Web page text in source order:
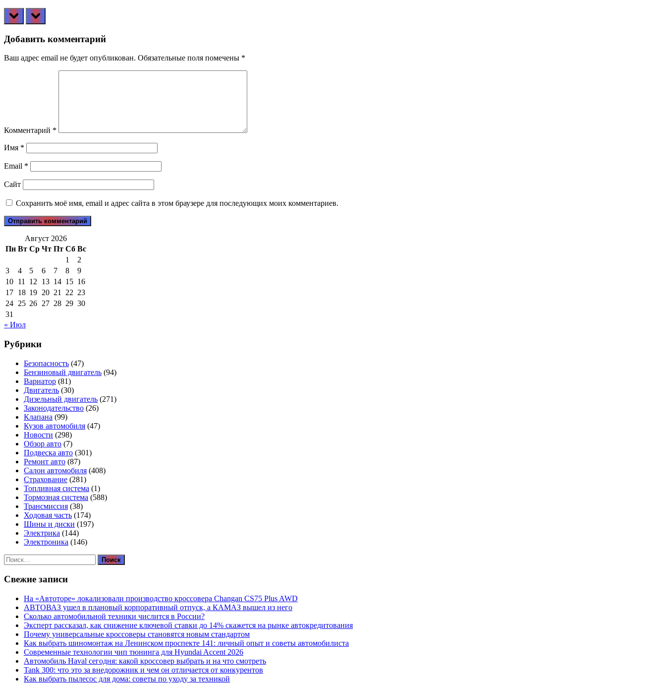
prev next
Добавить комментарий
Ваш адрес email не будет опубликован. Обязательные поля помечены *
Комментарий *
Имя *
Email *
Сайт
Сохранить моё имя, email и адрес сайта в этом браузере для последующих моих комментариев.
Август 2026
Пн Вт Ср Чт Пт Сб Вс
1
2
3
4 5 6 7 8
9
10 11 12 13 14 15 16
17 18 19 20 21 22 23
24 25 26 27 28 29 30
31
« Июл
Рубрики
Безопасность (47)
Бензиновый двигатель (94)
Вариатор (81)
Двигатель (30)
Дизельный двигатель (271)
Законодательство (26)
Клапана (99)
Кузов автомобиля (47)
Новости (298)
Обзор авто (7)
Подвеска авто (301)
Ремонт авто (87)
Салон автомобиля (408)
Страхование (281)
Топливная система (1)
Тормозная система (588)
Трансмиссия (38)
Ходовая часть (174)
Шины и диски (197)
Электрика (144)
Электроника (146)
Найти:
Свежие записи
На «Автоторе» локализовали производство кроссовера Changan CS75 Plus AWD
АВТОВАЗ ушел в плановый корпоративный отпуск, а КАМАЗ вышел из него
Сколько автомобильной техники числится в России?
Эксперт рассказал, как снижение ключевой ставки до 14% скажется на рынке автокредитования
Почему универсальные кроссоверы становятся новым стандартом
Как выбрать шиномонтаж на Ленинском проспекте 141: личный опыт и советы автомобилиста
Современные технологии чип тюнинга для Hyundai Accent 2026
Автомобиль Haval сегодня: какой кроссовер выбрать и на что смотреть
Tank 300: что это за внедорожник и чем он отличается от конкурентов
Как выбрать пылесос для дома: советы по уходу за техникой